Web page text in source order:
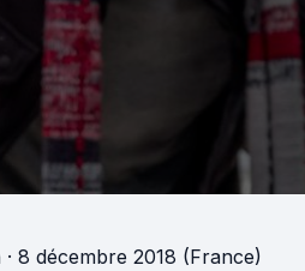
· 8 décembre 2018 (France)